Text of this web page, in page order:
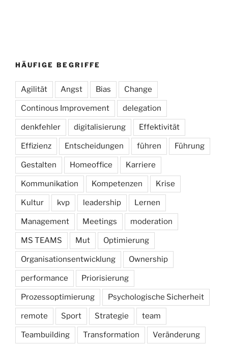
HÄUFIGE BEGRIFFE
Agilität Angst Bias Change
Continous Improvement delegation
denkfehler digitalisierung Effektivität
Effizienz Entscheidungen führen Führung
Gestalten Homeoffice Karriere
Kommunikation Kompetenzen Krise
Kultur kvp leadership Lernen
Management Meetings moderation
MS TEAMS Mut Optimierung
Organisationsentwicklung Ownership
performance Priorisierung
Prozessoptimierung Psychologische Sicherheit
remote Sport Strategie team
Teambuilding Transformation Veränderung